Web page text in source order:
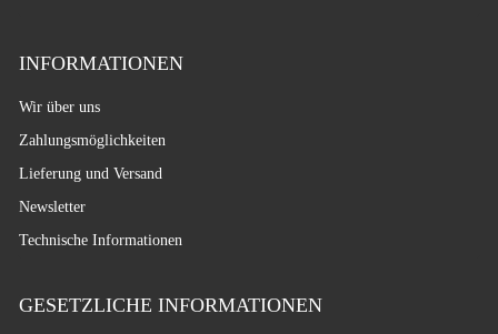
INFORMATIONEN
Wir über uns
Zahlungsmöglichkeiten
Lieferung und Versand
Newsletter
Technische Informationen
GESETZLICHE INFORMATIONEN